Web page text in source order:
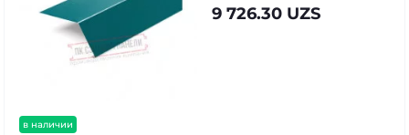
в наличии
9 726.30 UZS